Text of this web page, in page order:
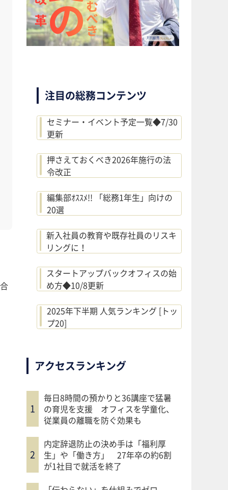
注目の総務コンテンツ
セミナー・イベント予定一覧◆7/30
更新
押さえておくべき2026年施行の法
令改正
編集部ｵｽｽﾒ!! 「総務1年生」向けの
20選
新入社員の教育や既存社員のリスキ
リングに！
スタートアップバックオフィスの始
め方◆10/8更新
2025年下半期 人気ランキング [トッ
プ20]
アクセスランキング
毎日8時間の預かりと36講座で猛暑
の育児を支援 オフィスを学童化、
従業員の離職を防ぐ効果も
内定辞退防止の決め手は「福利厚
生」や「働き方」 27年卒の約6割
が1社目で就活を終了